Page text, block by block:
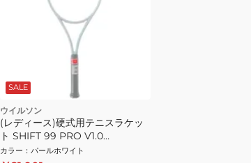
SALE
ウイルソン
(レディース)硬式用テニスラケッ
ト SHIFT 99 PRO V1.0
WR145411U
カラー ： パールホワイト